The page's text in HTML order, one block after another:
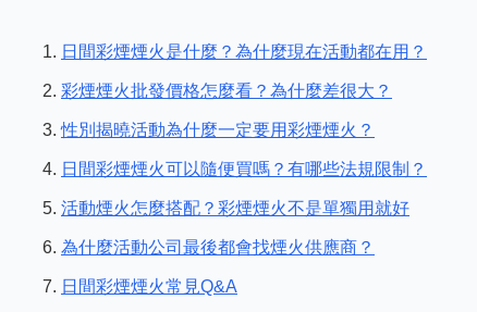
日間彩煙煙火是什麼？為什麼現在活動都在用？
彩煙煙火批發價格怎麼看？為什麼差很大？
性別揭曉活動為什麼一定要用彩煙煙火？
日間彩煙煙火可以隨便買嗎？有哪些法規限制？
活動煙火怎麼搭配？彩煙煙火不是單獨用就好
為什麼活動公司最後都會找煙火供應商？
日間彩煙煙火常見Q&A